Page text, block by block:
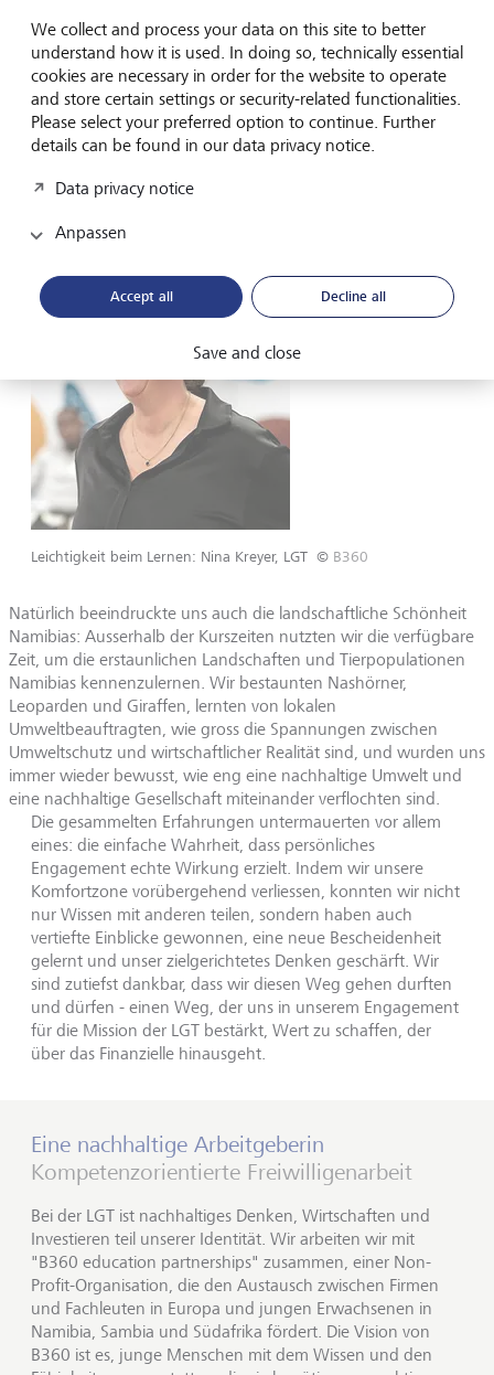
Namibierinnen und Namibier coacht und ihnen hilft, ihre
Berufs- und Führungskompetenzen zu verbessern. Im
Rahmen unserer Sitzungen zeigten wir den
Teilnehmenden auf, wie sie strategische und belastbare
Zielsetzungen formulieren, sich eine Wachstumsmentalität
zu eigen machen und aus Fehlern lernen. Diese
Unterstützung zeigte abermals deutlich auf, dass von
Freiwilligen geleitete, lokal durchgeführte Einsätze eine
echte Veränderung bewirken können.
Leichtigkeit beim Lernen: Nina Kreyer, LGT © B360
Natürlich beeindruckte uns auch die landschaftliche Schönheit
Namibias: Ausserhalb der Kurszeiten nutzten wir die verfügbare
Zeit, um die erstaunlichen Landschaften und Tierpopulationen
Namibias kennenzulernen. Wir bestaunten Nashörner,
Leoparden und Giraffen, lernten von lokalen
Umweltbeauftragten, wie gross die Spannungen zwischen
Umweltschutz und wirtschaftlicher Realität sind, und wurden uns
immer wieder bewusst, wie eng eine nachhaltige Umwelt und
eine nachhaltige Gesellschaft miteinander verflochten sind.
Die gesammelten Erfahrungen untermauerten vor allem
eines: die einfache Wahrheit, dass persönliches
Engagement echte Wirkung erzielt. Indem wir unsere
Komfortzone vorübergehend verliessen, konnten wir nicht
nur Wissen mit anderen teilen, sondern haben auch
vertiefte Einblicke gewonnen, eine neue Bescheidenheit
gelernt und unser zielgerichtetes Denken geschärft. Wir
sind zutiefst dankbar, dass wir diesen Weg gehen durften
und dürfen - einen Weg, der uns in unserem Engagement
für die Mission der LGT bestärkt, Wert zu schaffen, der
über das Finanzielle hinausgeht.
Eine nachhaltige Arbeitgeberin
Kompetenzorientierte Freiwilligenarbeit
Bei der LGT ist nachhaltiges Denken, Wirtschaften und
Investieren teil unserer Identität. Wir arbeiten wir mit
"B360 education partnerships" zusammen, einer Non-
Profit-Organisation, die den Austausch zwischen Firmen
und Fachleuten in Europa und jungen Erwachsenen in
Namibia, Sambia und Südafrika fördert. Die Vision von
B360 ist es, junge Menschen mit dem Wissen und den
We collect and process your data on this site to better
understand how it is used. In doing so, technically essential
cookies are necessary in order for the website to operate
and store certain settings or security-related functionalities.
Please select your preferred option to continue. Further
details can be found in our data privacy notice.
Data privacy notice
Anpassen
Accept all Decline all
Save and close